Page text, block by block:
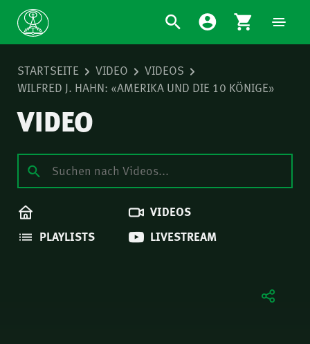
STARTSEITE VIDEO
VIDEOS
WILFRED J. HAHN: «AMERIKA UND DIE 10 KÖNIGE»
VIDEO
VIDEOS
PLAYLISTS
LIVESTREAM